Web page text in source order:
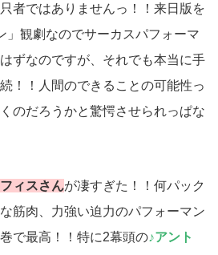
者ではありませんっ！！来日版を
」観劇なのでサーカスパフォーマ
ずなのですが、それでも本当に手
！！人間のできることの可能性っ
のだろうかと驚愕させられっぱな
ィスさんが凄すぎた！！何パック
筋肉、力強い迫力のパフォーマン
で最高！！特に2幕頭の♪アント